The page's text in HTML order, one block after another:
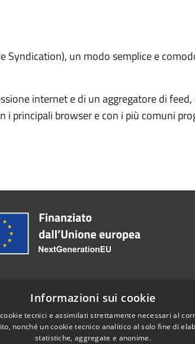
Syndication), un modo semplice e
internet e di un aggregatore di
principali browser e con i più comuni
+39 08542831
Informazioni sui cookie
tecnici e assimilati strettamente necessari al
nonché un cookie tecnico analitico al solo fine di
statistiche, aggregate e anonime.